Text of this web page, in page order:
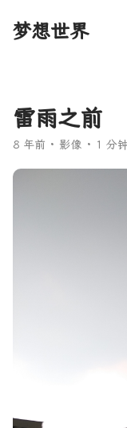
梦想世界
雷雨之前
8 年前 影像 1 分